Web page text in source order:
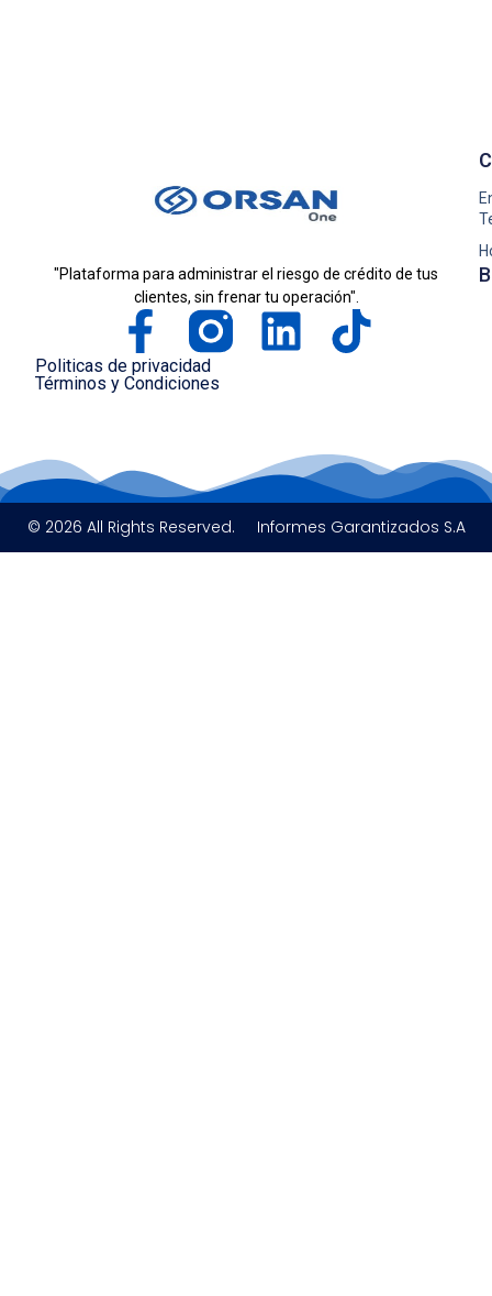
"Plataforma para administrar el riesgo de crédito de tus
clientes, sin frenar tu operación".
Politicas de privacidad
Términos y Condiciones
© 2026 All Rights Reserved. Informes Garantizados S.A